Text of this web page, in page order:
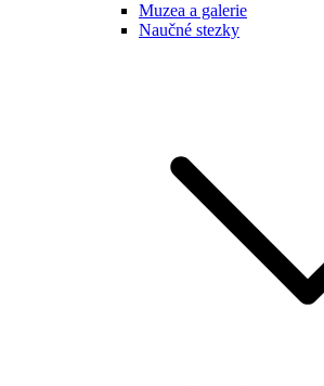
Muzea a galerie
Naučné stezky